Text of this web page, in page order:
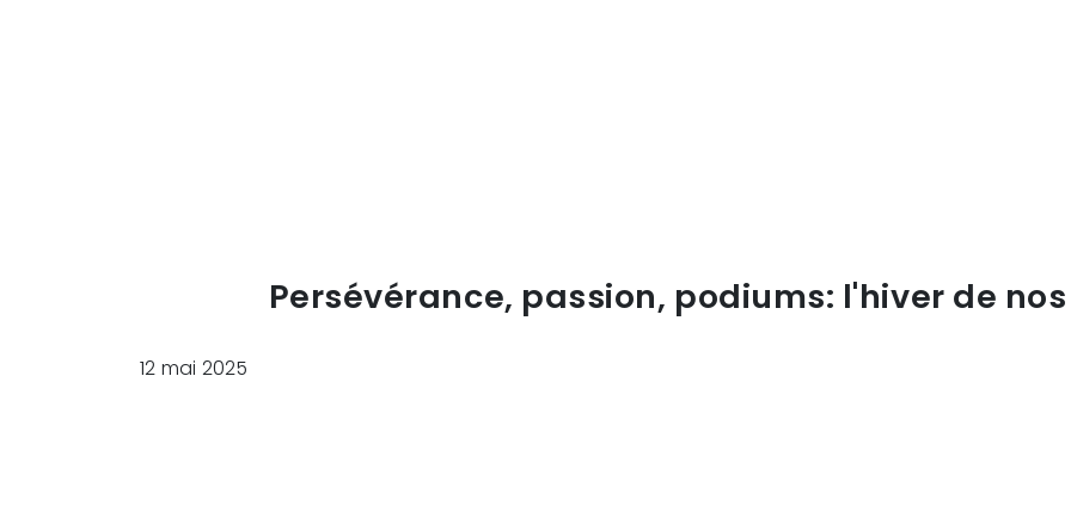
Persévérance, passion, podiums: l'hiver de
12 mai 2025